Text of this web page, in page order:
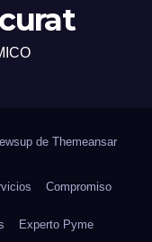
de Themeansar
Compromiso
Experto Pyme